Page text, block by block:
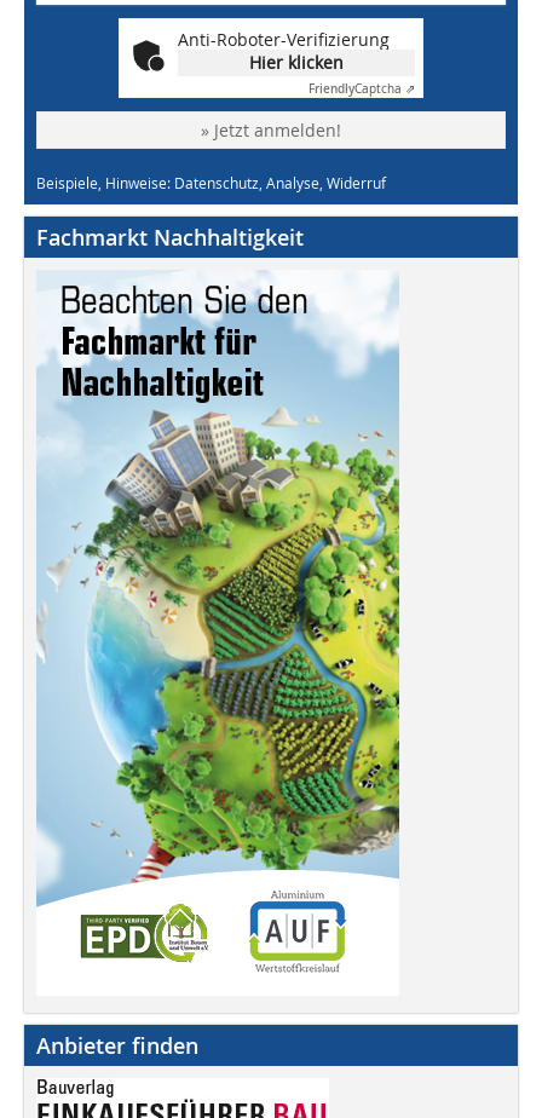
Anti-Roboter-Verifizierung
Hier klicken
FriendlyCaptcha ⇗
» Jetzt anmelden!
Beispiele, Hinweise: Datenschutz, Analyse, Widerruf
Fachmarkt Nachhaltigkeit
Anbieter finden